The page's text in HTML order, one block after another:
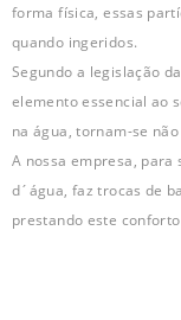
forma física, essas
quando ingeridos.
Segundo a legislação
elemento essencial ao
na água, tornam-se
A nossa empresa, para
d´água, faz trocas de
prestando este